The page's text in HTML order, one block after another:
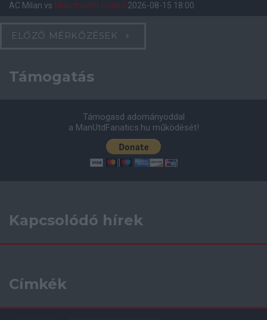
AC Milan vs Manchester United 2026-08-15 18:00
ELŐZŐ MÉRKŐZÉSEK
Támogatás
Támogasd adományoddal
a ManUtdFanatics.hu működését!
Kapcsolódó hírek
Címkék